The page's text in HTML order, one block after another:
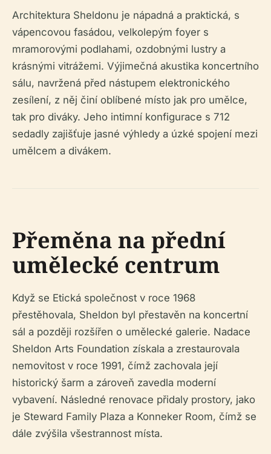
Architektura Sheldonu je nápadná a praktická, s
vápencovou fasádou, velkolepým foyer s
mramorovými podlahami, ozdobnými lustry a
krásnými vitrážemi. Výjimečná akustika koncertního
sálu, navržená před nástupem elektronického
zesílení, z něj činí oblíbené místo jak pro umělce,
tak pro diváky. Jeho intimní konfigurace s 712
sedadly zajišťuje jasné výhledy a úzké spojení mezi
umělcem a divákem.
Přeměna na přední
umělecké centrum
Když se Etická společnost v roce 1968
přestěhovala, Sheldon byl přestavěn na koncertní
sál a později rozšířen o umělecké galerie. Nadace
Sheldon Arts Foundation získala a zrestaurovala
nemovitost v roce 1991, čímž zachovala její
historický šarm a zároveň zavedla moderní
vybavení. Následné renovace přidaly prostory, jako
je Steward Family Plaza a Konneker Room, čímž se
dále zvýšila všestrannost místa.